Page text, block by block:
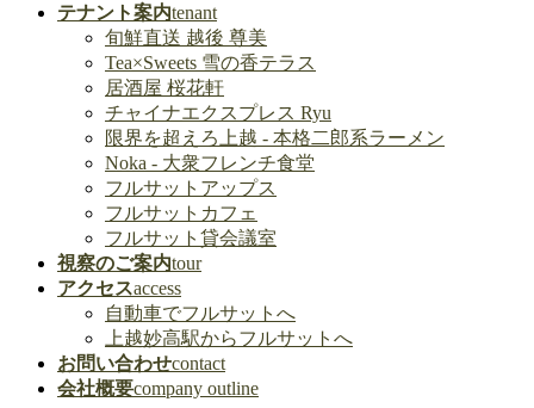
テナント案内tenant
旬鮮直送 越後 尊美
Tea×Sweets 雪の香テラス
居酒屋 桜花軒
チャイナエクスプレス Ryu
限界を超えろ上越 - 本格二郎系ラーメン
Noka - 大衆フレンチ食堂
フルサットアップス
フルサットカフェ
フルサット貸会議室
視察のご案内tour
アクセスaccess
自動車でフルサットへ
上越妙高駅からフルサットへ
お問い合わせcontact
会社概要company outline